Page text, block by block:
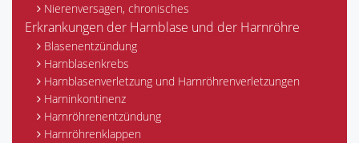
Nierenversagen, chronisches
Erkrankungen der Harnblase und der Harnröhre
Blasenentzündung
Harnblasenkrebs
Harnblasenverletzung und Harnröhrenverletzungen
Harninkontinenz
Harnröhrenentzündung
Harnröhrenklappen